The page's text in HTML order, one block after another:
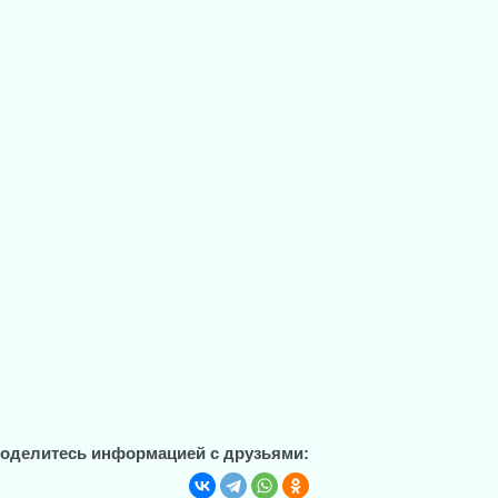
информацией с друзьями: